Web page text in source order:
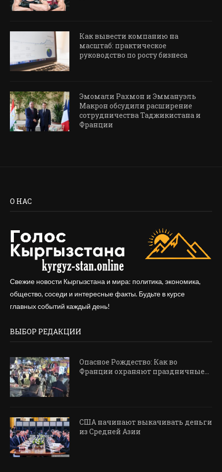
Как вывести компанию на
масштаб: практическое
руководство по росту бизнеса
Эмомали Рахмон и Эммануэль
Макрон обсудили расширение
сотрудничества Таджикистана и
Франции
О НАС
Свежие новости Кыргызстана и мира: политика, экономика,
общество, соседи и интересные факты. Будьте в курсе
главных событий каждый день!
ВЫБОР РЕДАКЦИИ
Опасное Рождество: Как во
Франции охраняют праздничные...
США начинают выкачивать деньги
из Средней Азии